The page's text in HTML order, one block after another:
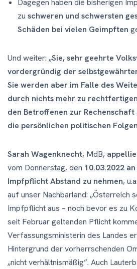
Dagegen haben die bisherigen
zu schweren und schwersten
Schäden bei vielen Geimpften
Und weiter: „Sie, sehr geehrte
vordergründig der
Sie werden aber im Falle des
durch nichts mehr zu
den Betroffenen zur
die persönlichen politischen
Sarah Wagenknecht, MdB,
vom Donnerstag, den 10.03.2022
Impfpflicht Abstand zu nehmen,
auf unser Nachbarland: „Österreich
Impfpflicht aus – noch bevor es zu
seit Februar geltenden Pflicht
Verfassungsministerin des Landes
Hintergrund der vorherrschenden
„nicht verhältnismäßig”. Auch